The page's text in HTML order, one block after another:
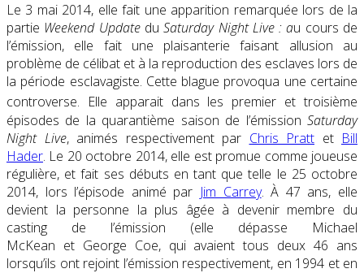
Le 3 mai 2014, elle fait une apparition remarquée lors de la
partie Weekend UpdateduSaturday Night Live : au cours de
l’émission, elle fait une plaisanterie faisant allusion au
problème de célibat et à la reproduction des esclaves lors de
la période esclavagiste. Cette blague provoqua une certaine
controverse. Elle apparait dans les premier et troisième
épisodes de la quarantième saison de l’émission Saturday
Night Live, animés respectivement par Chris Pratt et Bill
Hader. Le 20 octobre 2014, elle est promue comme joueuse
régulière, et fait ses débuts en tant que telle le 25 octobre
2014, lors l’épisode animé par Jim Carrey. À 47 ans, elle
devient la personne la plus âgée à devenir membre du
casting de l’émission (elle dépasse Michael
McKean et George Coe, qui avaient tous deux 46 ans
lorsqu’ils ont rejoint l’émission respectivement, en 1994 et en